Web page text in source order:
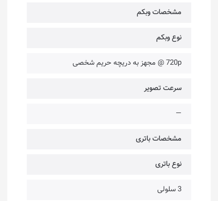
مشخصات وبکم
نوع وبکم
720p @ مجهز به دریچه حریم شخصی
سرعت تصویر
—
مشخصات باتری
نوع باتری
3 سلولی